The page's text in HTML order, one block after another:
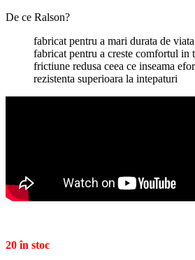
De ce Ralson?
fabricat pentru a mari durata de
fabricat pentru a creste comfortul in
frictiune redusa ceea ce inseama
rezistenta superioara la intepaturi
20 în stoc